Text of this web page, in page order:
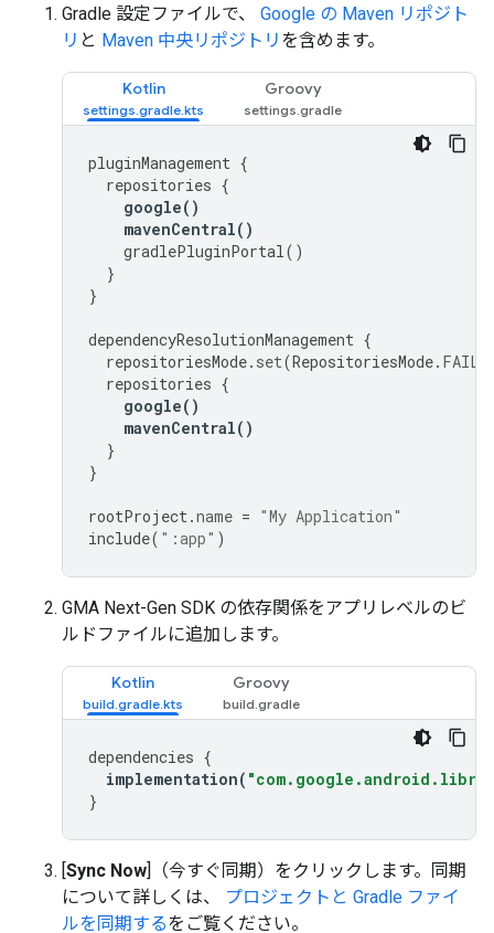
Gradle 設定ファイルで、 Google の Maven リポジト
リ と Maven 中央リポジトリ を含めます。
Kotlin Groovy
pluginManagement {
repositories {
google()
mavenCentral()
gradlePluginPortal()
}
}
dependencyResolutionManagement {
repositoriesMode. set(RepositoriesMode.
repositories {
google()
mavenCentral()
}
}
rootProject.name = "My Application"
include( ":app" )
GMA Next-Gen SDK の依存関係をアプリレベルのビ
ルドファイルに追加します。
Kotlin Groovy
dependencies {
implementation(
}
[Sync Now]（今すぐ同期）をクリックします。同期
について詳しくは、
プロジェクトと Gradle ファイ
ルを同期するをご覧ください。